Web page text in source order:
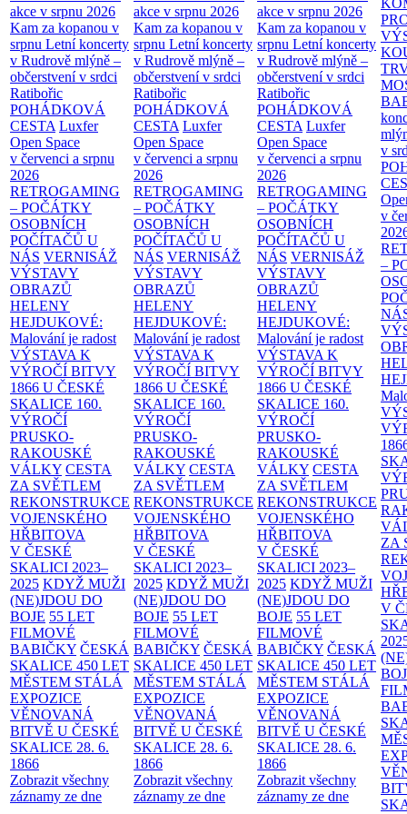
akce v srpnu 2026
Kam za kopanou v
srpnu Letní koncerty
v Rudrově mlýně –
občerstvení v srdci
Ratibořic
POHÁDKOVÁ
CESTA Luxfer
Open Space
v červenci a srpnu
2026
RETROGAMING
– POČÁTKY
OSOBNÍCH
POČÍTAČŮ U
NÁS VERNISÁŽ
VÝSTAVY
OBRAZŮ
HELENY
HEJDUKOVÉ:
Malování je radost
VÝSTAVA K
VÝROČÍ BITVY
1866 U ČESKÉ
SKALICE 160.
VÝROČÍ
PRUSKO-
RAKOUSKÉ
VÁLKY CESTA
ZA SVĚTLEM
REKONSTRUKCE
VOJENSKÉHO
HŘBITOVA
V ČESKÉ
SKALICI 2023–
2025 KDYŽ MUŽI
(NE)JDOU DO
BOJE 55 LET
FILMOVÉ
BABIČKY ČESKÁ
SKALICE 450 LET
MĚSTEM STÁLÁ
EXPOZICE
VĚNOVANÁ
BITVĚ U ČESKÉ
SKALICE 28. 6.
1866
Zobrazit všechny
záznamy ze dne
akce v srpnu 2026
Kam za kopanou v
srpnu Letní koncerty
v Rudrově mlýně –
občerstvení v srdci
Ratibořic
POHÁDKOVÁ
CESTA Luxfer
Open Space
v červenci a srpnu
2026
RETROGAMING
– POČÁTKY
OSOBNÍCH
POČÍTAČŮ U
NÁS VERNISÁŽ
VÝSTAVY
OBRAZŮ
HELENY
HEJDUKOVÉ:
Malování je radost
VÝSTAVA K
VÝROČÍ BITVY
1866 U ČESKÉ
SKALICE 160.
VÝROČÍ
PRUSKO-
RAKOUSKÉ
VÁLKY CESTA
ZA SVĚTLEM
REKONSTRUKCE
VOJENSKÉHO
HŘBITOVA
V ČESKÉ
SKALICI 2023–
2025 KDYŽ MUŽI
(NE)JDOU DO
BOJE 55 LET
FILMOVÉ
BABIČKY ČESKÁ
SKALICE 450 LET
MĚSTEM STÁLÁ
EXPOZICE
VĚNOVANÁ
BITVĚ U ČESKÉ
SKALICE 28. 6.
1866
Zobrazit všechny
záznamy ze dne
akce v srpnu 2026
Kam za kopanou v
srpnu Letní koncerty
v Rudrově mlýně –
občerstvení v srdci
Ratibořic
POHÁDKOVÁ
CESTA Luxfer
Open Space
v červenci a srpnu
2026
RETROGAMING
– POČÁTKY
OSOBNÍCH
POČÍTAČŮ U
NÁS VERNISÁŽ
VÝSTAVY
OBRAZŮ
HELENY
HEJDUKOVÉ:
Malování je radost
VÝSTAVA K
VÝROČÍ BITVY
1866 U ČESKÉ
SKALICE 160.
VÝROČÍ
PRUSKO-
RAKOUSKÉ
VÁLKY CESTA
ZA SVĚTLEM
REKONSTRUKCE
VOJENSKÉHO
HŘBITOVA
V ČESKÉ
SKALICI 2023–
2025 KDYŽ MUŽI
(NE)JDOU DO
BOJE 55 LET
FILMOVÉ
BABIČKY ČESKÁ
SKALICE 450 LET
MĚSTEM STÁLÁ
EXPOZICE
VĚNOVANÁ
BITVĚ U ČESKÉ
SKALICE 28. 6.
1866
Zobrazit všechny
záznamy ze dne
v
v
–
ZA
V